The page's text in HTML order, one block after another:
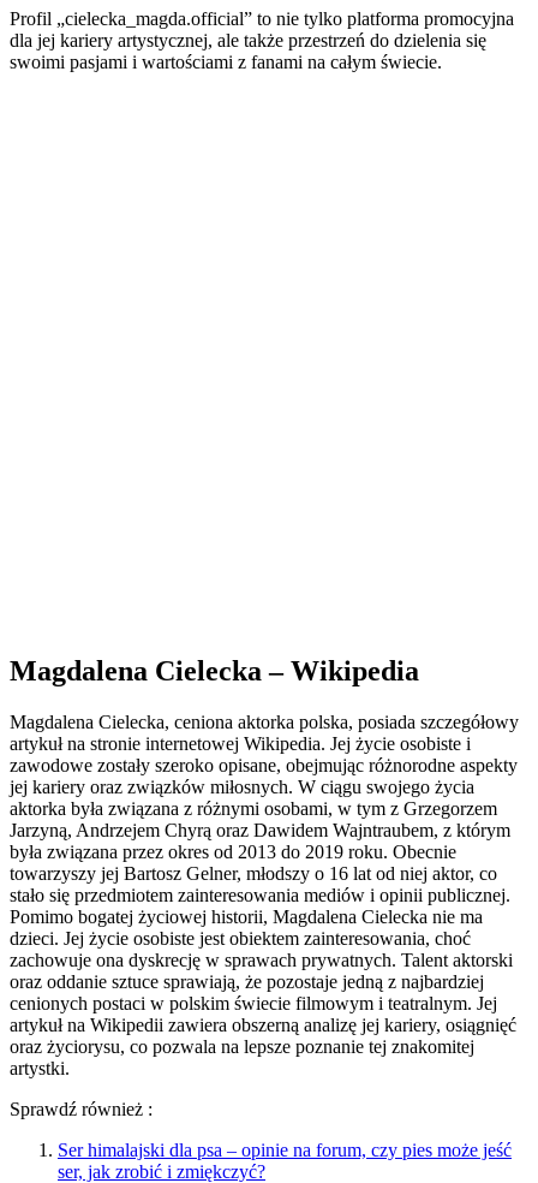
Profil „cielecka_magda.official” to nie tylko platforma promocyjna
dla jej kariery artystycznej, ale także przestrzeń do dzielenia się
swoimi pasjami i wartościami z fanami na całym świecie.
Magdalena Cielecka – Wikipedia
Magdalena Cielecka, ceniona aktorka polska, posiada szczegółowy
artykuł na stronie internetowej Wikipedia. Jej życie osobiste i
zawodowe zostały szeroko opisane, obejmując różnorodne aspekty
jej kariery oraz związków miłosnych. W ciągu swojego życia
aktorka była związana z różnymi osobami, w tym z Grzegorzem
Jarzyną, Andrzejem Chyrą oraz Dawidem Wajntraubem, z którym
była związana przez okres od 2013 do 2019 roku. Obecnie
towarzyszy jej Bartosz Gelner, młodszy o 16 lat od niej aktor, co
stało się przedmiotem zainteresowania mediów i opinii publicznej.
Pomimo bogatej życiowej historii, Magdalena Cielecka nie ma
dzieci. Jej życie osobiste jest obiektem zainteresowania, choć
zachowuje ona dyskrecję w sprawach prywatnych. Talent aktorski
oraz oddanie sztuce sprawiają, że pozostaje jedną z najbardziej
cenionych postaci w polskim świecie filmowym i teatralnym. Jej
artykuł na Wikipedii zawiera obszerną analizę jej kariery, osiągnięć
oraz życiorysu, co pozwala na lepsze poznanie tej znakomitej
artystki.
Sprawdź również :
Ser himalajski dla psa – opinie na forum, czy pies może jeść
ser, jak zrobić i zmiękczyć?